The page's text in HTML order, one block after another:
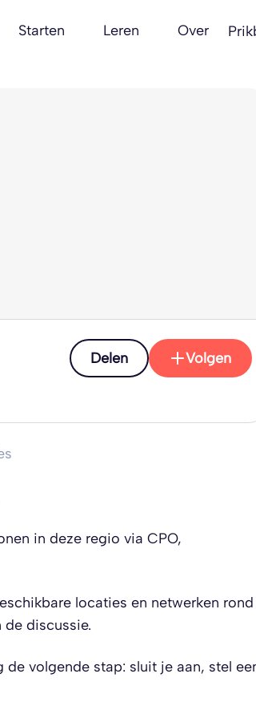
Starten Leren Over
Delen Volgen
in deze regio via CPO,
locaties en netwerken rond
discussie.
volgende stap: sluit je aan, stel